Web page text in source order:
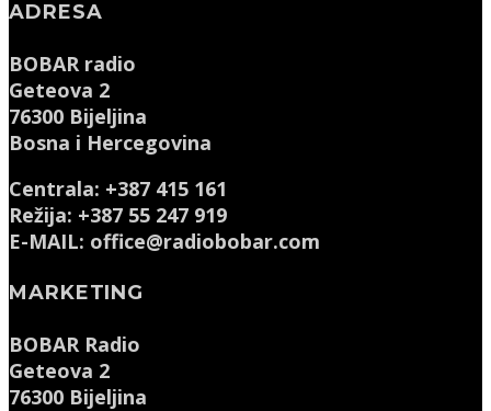
ADRESA
BOBAR radio
Geteova 2
76300 Bijeljina
Bosna i Hercegovina
Centrala: +387 415 161
Režija: +387 55 247 919
E-MAIL: office@radiobobar.com
MARKETING
BOBAR Radio
Geteova 2
76300 Bijeljina